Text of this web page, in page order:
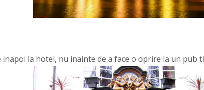
inapoi la hotel, nu inainte de a face o oprire la un pub